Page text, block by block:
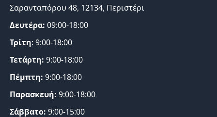
Σαρανταπόρου 48, 12134, Περιστέρι
Δευτέρα: 09:00-18:00
Τρίτη: 9:00-18:00
Τετάρτη: 9:00-18:00
Πέμπτη: 9:00-18:00
Παρασκευή: 9:00-18:00
Σάββατο: 9:00-15:00